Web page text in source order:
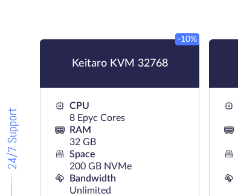
24/7 Support
Keitaro KVM 32768
-10%
CPU
8 Epyc Cores
RAM
32 GB
Space
200 GB NVMe
Bandwidth
Unlimited